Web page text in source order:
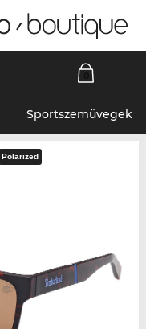
Sportszemüvegek
Polarized